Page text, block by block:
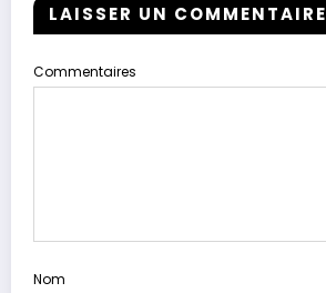
LAISSER UN COMMENTAIRE
Commentaires
Nom